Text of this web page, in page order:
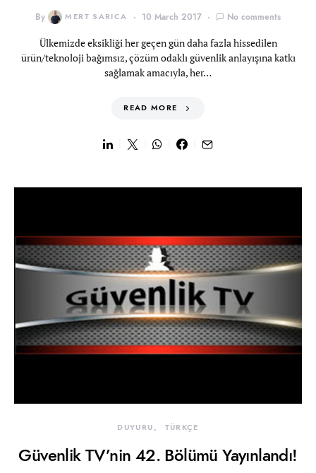
By MERT SARICA 10 March 2017 No comments
Ülkemizde eksikliği her geçen gün daha fazla hissedilen
ürün/teknoloji bağımsız, çözüm odaklı güvenlik anlayışına katkı
sağlamak amacıyla, her…
READ MORE
DUYURU TÜRKÇE
Güvenlik TV’nin 42. Bölümü Yayınlandı!